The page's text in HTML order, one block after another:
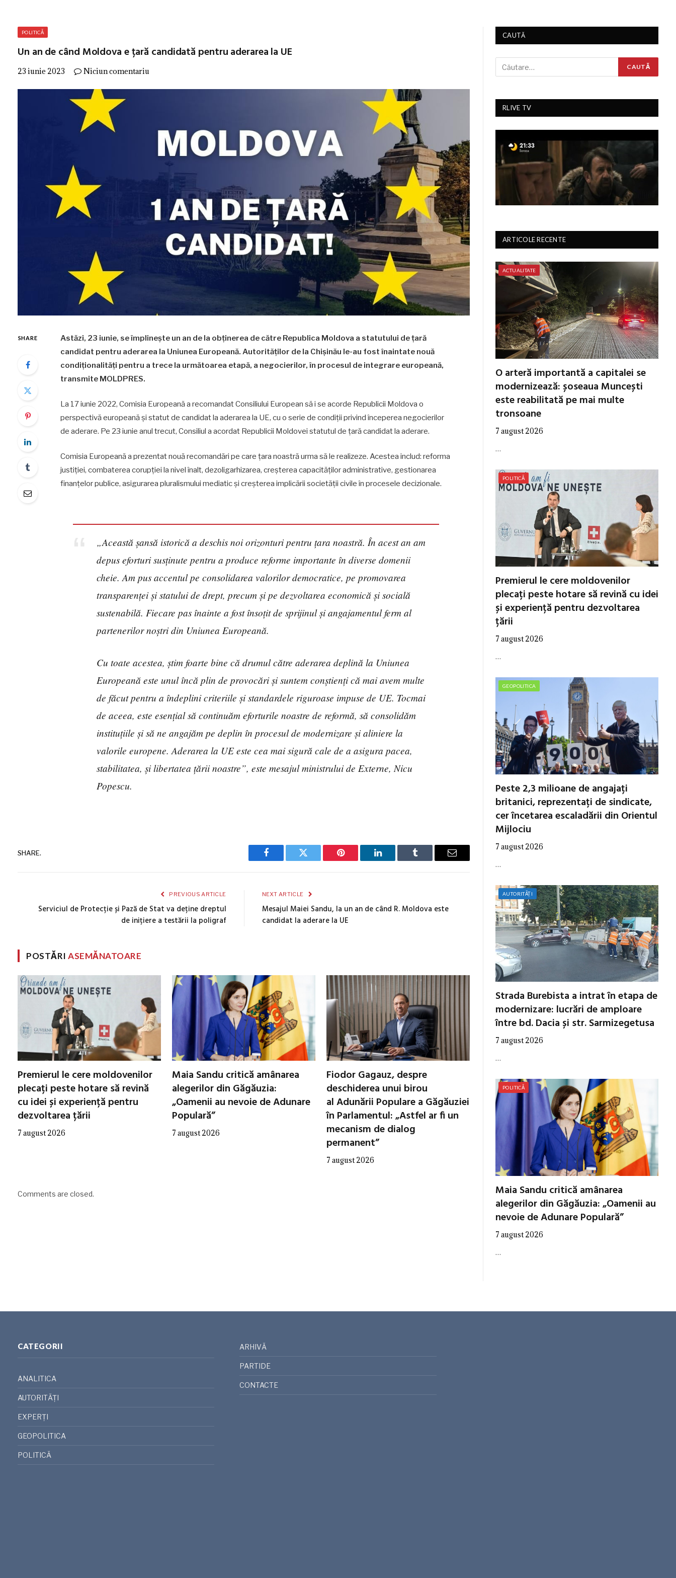
POLITICĂ
Un an de când Moldova e țară candidată pentru aderarea la UE
23 iunie 2023 Niciun comentariu
SHARE
Astăzi, 23 iunie, se împlinește un an de la obținerea de către Republica Moldova a statutului de țară
candidat pentru aderarea la Uniunea Europeană. Autorităților de la Chișinău le-au fost înaintate nouă
condiționalități pentru a trece la următoarea etapă, a negocierilor, în procesul de integrare europeană,
transmite MOLDPRES.
La 17 iunie 2022, Comisia Europeană a recomandat Consiliului European să i se acorde Republicii Moldova o
perspectivă europeană și statut de candidat la aderarea la UE, cu o serie de condiții privind începerea negocierilor
de aderare. Pe 23 iunie anul trecut, Consiliul a acordat Republicii Moldovei statutul de țară candidat la aderare.
Comisia Europeană a prezentat nouă recomandări pe care țara noastră urma să le realizeze. Acestea includ: reforma
justiției, combaterea corupției la nivel înalt, dezoligarhizarea, creșterea capacităților administrative, gestionarea
finanțelor publice, asigurarea pluralismului mediatic și creșterea implicării societății civile în procesele decizionale.
„Această șansă istorică a deschis noi orizonturi pentru țara noastră. În acest an am
depus eforturi susținute pentru a produce reforme importante în diverse domenii
cheie. Am pus accentul pe consolidarea valorilor democratice, pe promovarea
transparenței și statului de drept, precum și pe dezvoltarea economică și socială
sustenabilă. Fiecare pas înainte a fost însoțit de sprijinul și angajamentul ferm al
partenerilor noștri din Uniunea Europeană.
Cu toate acestea, știm foarte bine că drumul către aderarea deplină la Uniunea
Europeană este unul încă plin de provocări și suntem conștienți că mai avem multe
de făcut pentru a îndeplini criteriile și standardele riguroase impuse de UE. Tocmai
de aceea, este esențial să continuăm eforturile noastre de reformă, să consolidăm
instituțiile și să ne angajăm pe deplin în procesul de modernizare și aliniere la
valorile europene. Aderarea la UE este cea mai sigură cale de a asigura pacea,
stabilitatea, și libertatea țării noastre”, este mesajul ministrului de Externe, Nicu
Popescu.
SHARE.
Facebook Twitter Pinterest LinkedIn Tumblr Email
PREVIOUS ARTICLE
Serviciul de Protecție și Pază de Stat va deține dreptul
de inițiere a testării la poligraf
NEXT ARTICLE
Mesajul Maiei Sandu, la un an de când R. Moldova este
candidat la aderare la UE
POSTĂRIASEMĂNATOARE
Premierul le cere moldovenilor
plecați peste hotare să revină
cu idei și experiență pentru
dezvoltarea țării
7 august 2026
Maia Sandu critică amânarea
alegerilor din Găgăuzia:
„Oamenii au nevoie de Adunare
Populară”
7 august 2026
Fiodor Gagauz, despre
deschiderea unui birou
al Adunării Populare a Găgăuziei
în Parlamentul: „Astfel ar fi un
mecanism de dialog
permanent”
7 august 2026
Comments are closed.
CAUTĂ
RLIVE TV
ARTICOLE RECENTE
ACTUALITATE
O arteră importantă a capitalei se
modernizează: șoseaua Muncești
este reabilitată pe mai multe
tronsoane
7 august 2026
…
POLITICĂ
Premierul le cere moldovenilor
plecați peste hotare să revină cu idei
și experiență pentru dezvoltarea
țării
7 august 2026
…
GEOPOLITICA
Peste 2,3 milioane de angajați
britanici, reprezentați de sindicate,
cer încetarea escaladării din Orientul
Mijlociu
7 august 2026
…
AUTORITĂȚI
Strada Burebista a intrat în etapa de
modernizare: lucrări de amploare
între bd. Dacia și str. Sarmizegetusa
7 august 2026
…
POLITICĂ
Maia Sandu critică amânarea
alegerilor din Găgăuzia: „Oamenii au
nevoie de Adunare Populară”
7 august 2026
…
CATEGORII
ANALITICA
AUTORITĂȚI
EXPERȚI
GEOPOLITICA
POLITICĂ
ARHIVĂ
PARTIDE
CONTACTE